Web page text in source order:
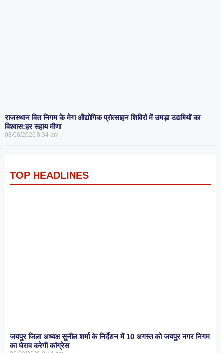
राजस्थान वित्त निगम के मेगा औद्योगिक प्रोत्साहन शिविरों में उमड़ा उद्यमियों का
विश्वास:हर सहाय मीणा
08/08/2026 8:34 am
TOP HEADLINES
जयपुर जिला अध्यक्ष सुनील शर्मा के निर्देशन में 10 अगस्त को जयपुर नगर निगम
का घेराव करेगी कांग्रेस